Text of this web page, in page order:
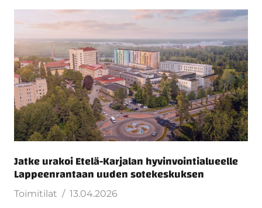
Jatke urakoi Etelä-Karjalan hyvinvointialueelle
Lappeenrantaan uuden sotekeskuksen
Toimitilat 13.04.2026